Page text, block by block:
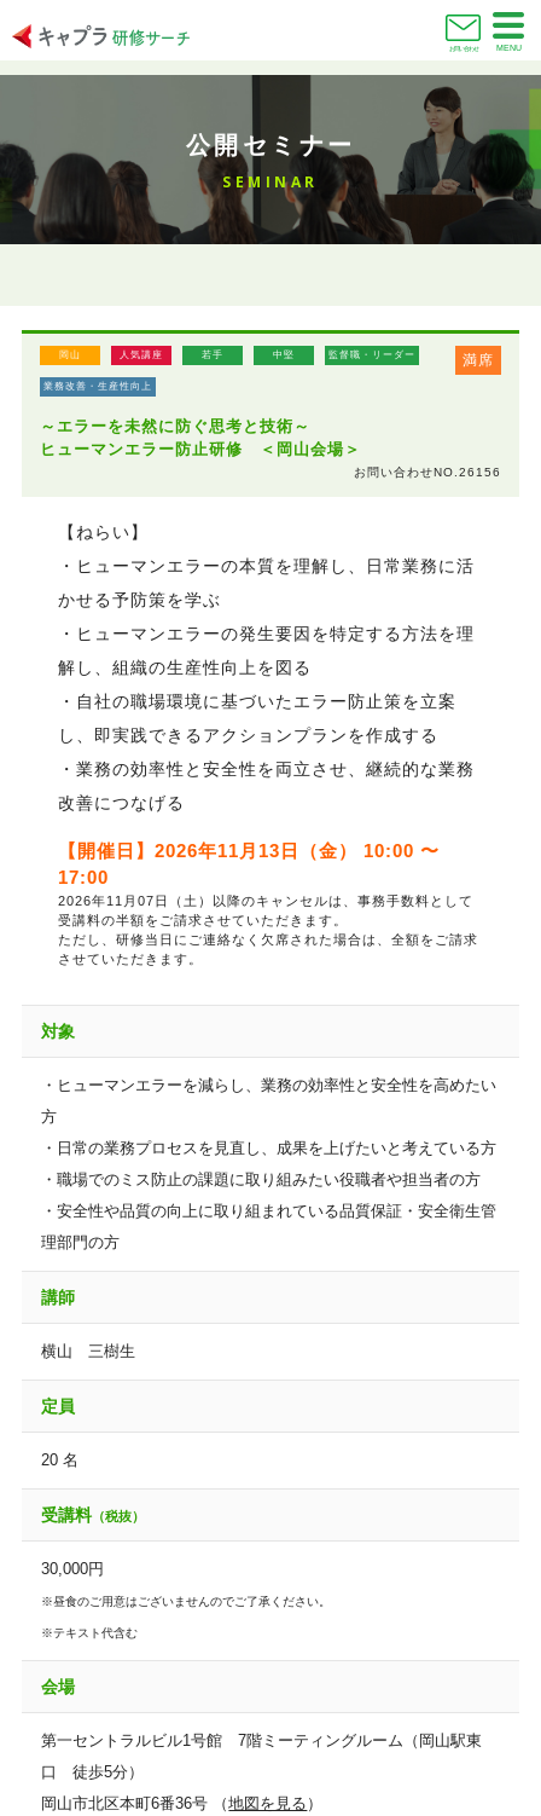
お問い合わせ MENU
公開セミナー
SEMINAR
満席
岡山 人気講座 若手 中堅 監督職・リーダー
業務改善・生産性向上
～エラーを未然に防ぐ思考と技術～
ヒューマンエラー防止研修 ＜岡山会場＞
お問い合わせNO.26156
【ねらい】
・ヒューマンエラーの本質を理解し、日常業務に活
かせる予防策を学ぶ
・ヒューマンエラーの発生要因を特定する方法を理
解し、組織の生産性向上を図る
・自社の職場環境に基づいたエラー防止策を立案
し、即実践できるアクションプランを作成する
・業務の効率性と安全性を両立させ、継続的な業務
改善につなげる
【開催日】2026年11月13日（金） 10:00 〜
17:00
2026年11月07日（土）以降のキャンセルは、事務手数料として
受講料の半額をご請求させていただきます。
ただし、研修当日にご連絡なく欠席された場合は、全額をご請求
させていただきます。
対象
・ヒューマンエラーを減らし、業務の効率性と安全性を高めたい
方
・日常の業務プロセスを見直し、成果を上げたいと考えている方
・職場でのミス防止の課題に取り組みたい役職者や担当者の方
・安全性や品質の向上に取り組まれている品質保証・安全衛生管
理部門の方
講師
横山 三樹生
定員
20 名
受講料（税抜）
30,000円
※昼食のご用意はございませんのでご了承ください。
※テキスト代含む
会場
第一セントラルビル1号館 7階ミーティングルーム（岡山駅東
口 徒歩5分）
岡山市北区本町6番36号 （地図を見る ）